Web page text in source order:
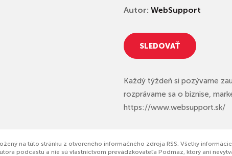
Autor: WebSupport
SLEDOVAŤ
Každý týždeň si pozývame
rozprávame sa o biznise,
https://www.websupport.sk/
na túto stránku z otvoreného informačného zdroja RSS. Všetky
podcastu a nie sú vlastníctvom prevádzkovateľa Podmaz, ktorý ani